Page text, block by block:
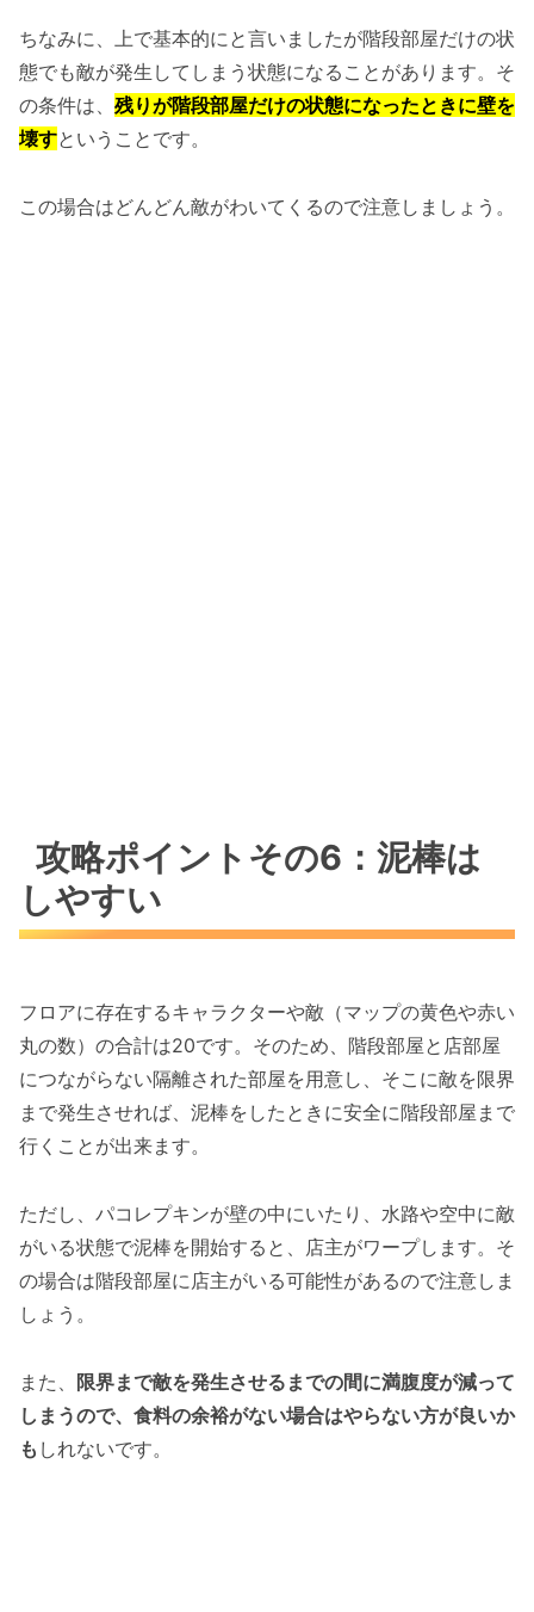
ちなみに、上で基本的にと言いましたが階段部屋だけの状
態でも敵が発生してしまう状態になることがあります。そ
の条件は、 残りが階段部屋だけの状態になったときに壁を
壊すということです。
この場合はどんどん敵がわいてくるので注意しましょう。
攻略ポイントその6：泥棒は
しやすい
フロアに存在するキャラクターや敵（マップの黄色や赤い
丸の数）の合計は20です。そのため、階段部屋と店部屋
につながらない隔離された部屋を用意し、そこに敵を限界
まで発生させれば、泥棒をしたときに安全に階段部屋まで
行くことが出来ます。
ただし、パコレプキンが壁の中にいたり、水路や空中に敵
がいる状態で泥棒を開始すると、店主がワープします。そ
の場合は階段部屋に店主がいる可能性があるので注意しま
しょう。
また、 限界まで敵を発生させるまでの間に満腹度が減って
しまうので、食料の余裕がない場合はやらない方が良いか
も しれないです。